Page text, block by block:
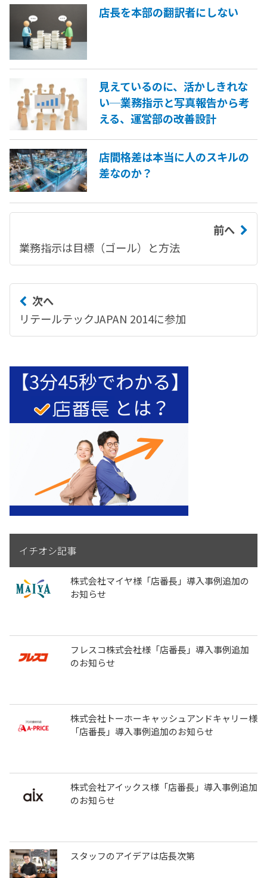
店長を本部の翻訳者にしない
見えているのに、活かしきれな
い─業務指示と写真報告から考
える、運営部の改善設計
店間格差は本当に人のスキルの
差なのか？
前へ
業務指示は目標（ゴール）と方法
次へ
リテールテックJAPAN 2014に参加
イチオシ記事
株式会社マイヤ様「店番長」導入事例追加の
お知らせ
フレスコ株式会社様「店番長」導入事例追加
のお知らせ
株式会社トーホーキャッシュアンドキャリー様
「店番長」導入事例追加のお知らせ
株式会社アイックス様「店番長」導入事例追加
のお知らせ
スタッフのアイデアは店長次第